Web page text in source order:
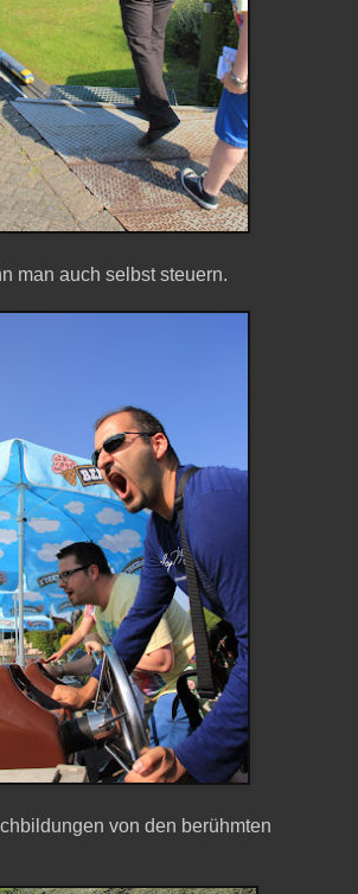
man auch selbst steuern.
von den berühmten